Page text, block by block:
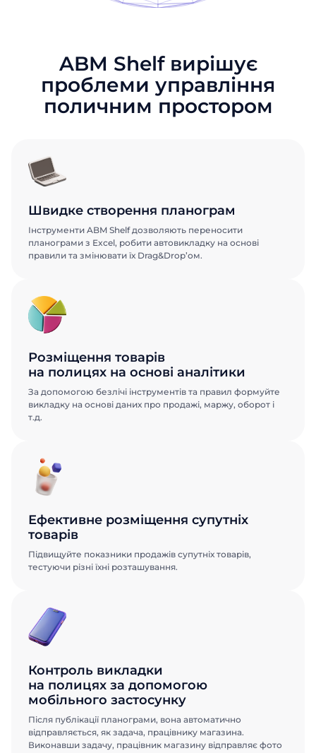
Замовити
ABM Shelf вирішує
проблеми управління
поличним простором
Швидке створення планограм
Інструменти ABM Shelf дозволяють переносити
планограми з Еxcel, робити автовикладку на основі
правили та змінювати їх Drag&Drop’ом.
Розміщення товарів
на полицях на основі аналітики
За допомогою безлічі інструментів та правил формуйте
викладку на основі даних про продажі, маржу, оборот і
т.д.
Ефективне розміщення супутніх
товарів
Підвищуйте показники продажів супутніх товарів,
тестуючи різні їхні розташування.
Контроль викладки
на полицях за допомогою
мобільного застосунку
Після публікації планограми, вона автоматично
відправляється, як задача, працівнику магазина.
Виконавши задачу, працівник магазину відправляє фото
Замовити